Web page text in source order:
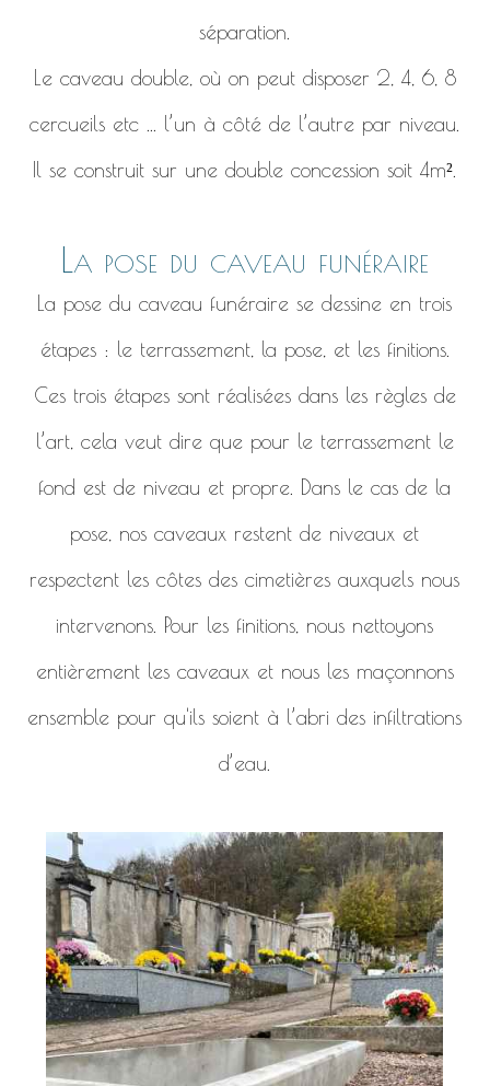
séparation.
Le caveau double, où on peut disposer 2, 4, 6, 8
cercueils etc ... l’un à côté de l’autre par niveau.
Il se construit sur une double concession soit 4m².
La pose du caveau funéraire
La pose du caveau funéraire se dessine en trois
étapes : le terrassement, la pose, et les finitions.
Ces trois étapes sont réalisées dans les règles de
l’art, cela veut dire que pour le terrassement le
fond est de niveau et propre. Dans le cas de la
pose, nos caveaux restent de niveaux et
respectent les côtes des cimetières auxquels nous
intervenons. Pour les finitions, nous nettoyons
entièrement les caveaux et nous les maçonnons
ensemble pour qu'ils soient à l’abri des infiltrations
d’eau.